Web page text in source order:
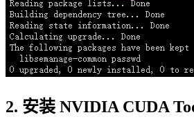
2. 安装 NVIDIA CUDA